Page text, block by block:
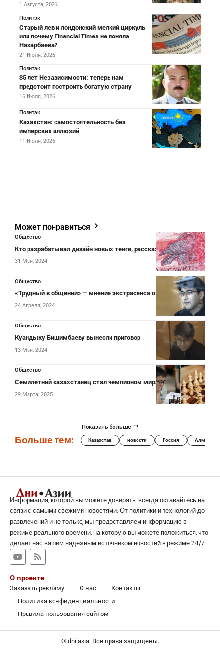
1 Августа, 2026
Политэк
Старый лев и лондонский мелкий циркуль
или почему Financial Times не поняла
Назарбаева?
21 Июля, 2026
Политэк
35 лет Независимости: теперь нам
предстоит построить богатую страну
16 Июля, 2026
Политэк
Казахстан: самостоятельность без
имперских иллюзий
11 Июля, 2026
Может понравиться
Общество
Кто разрабатывал дизайн новых тенге, рассказали в Нацбанке
31 Мая, 2024
Общество
«Трудный в общении» — мнение экстрасенса о Бишимбаеве
24 Апреля, 2024
Общество
Куандыку Бишимбаеву вынесли приговор
13 Мая, 2024
Общество
Семилетний казахстанец стал чемпионом мира
29 Марта, 2025
Показать больше
Больше тем: Казахстан новости Россия Алматы
Информация, которой вы можете доверять: всегда оставайтесь на
связи с самыми свежими новостями. От политики и технологий до
развлечений и не только, мы предоставляем информацию в
режиме реального времени, на которую вы можете положиться, что
делает нас вашим надежным источником новостей в режиме 24/7.
О проекте
Заказать рекламу О нас
Контакты
Политика конфиденциальности
Правила пользования сайтом
© dni.asia. Все права защищены.